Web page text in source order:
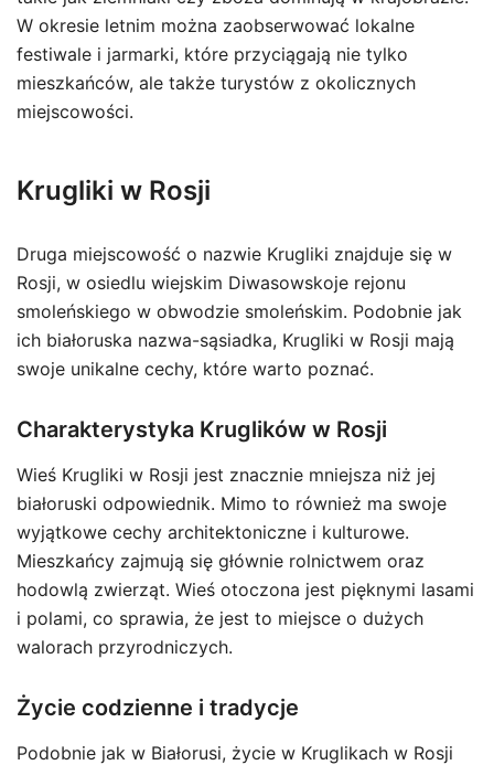
W okresie letnim można zaobserwować lokalne
festiwale i jarmarki, które przyciągają nie tylko
mieszkańców, ale także turystów z okolicznych
miejscowości.
Krugliki w Rosji
Druga miejscowość o nazwie Krugliki znajduje się w
Rosji, w osiedlu wiejskim Diwasowskoje rejonu
smoleńskiego w obwodzie smoleńskim. Podobnie jak
ich białoruska nazwa-sąsiadka, Krugliki w Rosji mają
swoje unikalne cechy, które warto poznać.
Charakterystyka Kruglików w Rosji
Wieś Krugliki w Rosji jest znacznie mniejsza niż jej
białoruski odpowiednik. Mimo to również ma swoje
wyjątkowe cechy architektoniczne i kulturowe.
Mieszkańcy zajmują się głównie rolnictwem oraz
hodowlą zwierząt. Wieś otoczona jest pięknymi lasami
i polami, co sprawia, że jest to miejsce o dużych
walorach przyrodniczych.
Życie codzienne i tradycje
Podobnie jak w Białorusi, życie w Kruglikach w Rosji